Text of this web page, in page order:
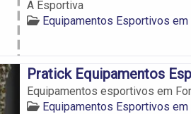
A Esportiva
Equipamentos Esportivos
Pratick Equipamentos
Equipamentos esportivos em
Equipamentos Esportivos